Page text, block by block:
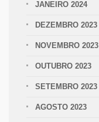
JANEIRO 2024
DEZEMBRO 2023
NOVEMBRO 2023
OUTUBRO 2023
SETEMBRO 2023
AGOSTO 2023